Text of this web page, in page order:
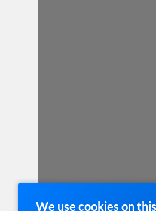
We use cookies on